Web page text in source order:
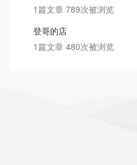
1篇文章 789次被浏览
登哥的店
1篇文章 480次被浏览